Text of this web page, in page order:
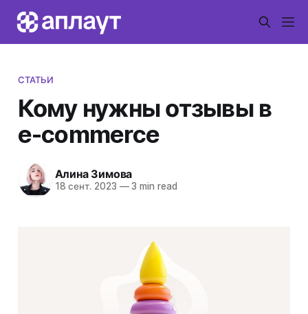
СТАТЬИ
Кому нужны отзывы в
e-commerce
Алина Зимова
18 сент. 2023 —3 min read